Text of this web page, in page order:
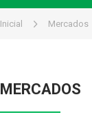
Inicial Mercados
MERCADOS